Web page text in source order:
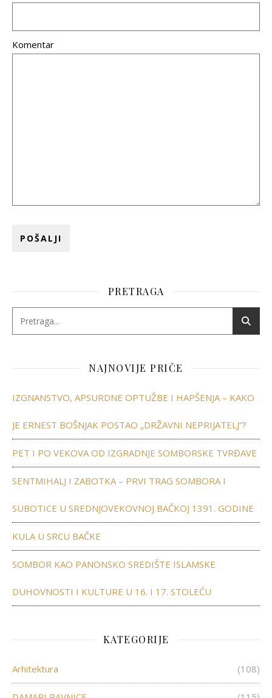
Komentar
PRETRAGA
NAJNOVIJE PRIČE
IZGNANSTVO, APSURDNE OPTUŽBE I HAPŠENJA – KAKO
JE ERNEST BOŠNJAK POSTAO „DRŽAVNI NEPRIJATELJ“?
PET I PO VEKOVA OD IZGRADNJE SOMBORSKE TVRĐAVE
SENTMIHALJ I ZABOTKA – PRVI TRAG SOMBORA I
SUBOTICE U SREDNJOVEKOVNOJ BAČKOJ 1391. GODINE
KULA U SRCU BAČKE
SOMBOR KAO PANONSKO SREDIŠTE ISLAMSKE
DUHOVNOSTI I KULTURE U 16. I 17. STOLEĆU
KATEGORIJE
Arhitektura (108)